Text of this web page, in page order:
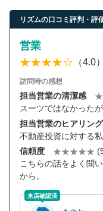
リズムの口コミ評判・評
営業
（4.0）
訪問時の感想
担当営業の清潔感
スーツではなかった
担当営業のヒアリン
不動産投資に対する
信頼度
こちらの話をよく聞
から。
来店確認済